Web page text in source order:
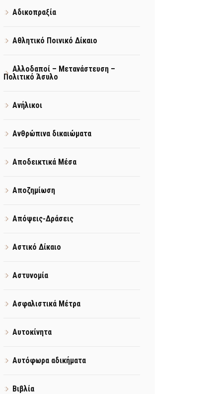
Αδικοπραξία
Αθλητικό Ποινικό Δίκαιο
Αλλοδαποί – Μετανάστευση –
Πολιτικό Άσυλο
Ανήλικοι
Ανθρώπινα δικαιώματα
Αποδεικτικά Μέσα
Αποζημίωση
Απόψεις-Δράσεις
Αστικό Δίκαιο
Αστυνομία
Ασφαλιστικά Μέτρα
Αυτοκίνητα
Αυτόφωρα αδικήματα
Βιβλία